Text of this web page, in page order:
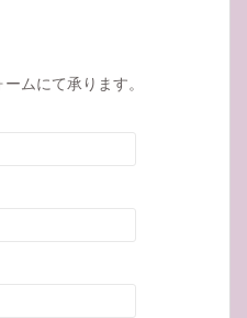
ムにて承ります。